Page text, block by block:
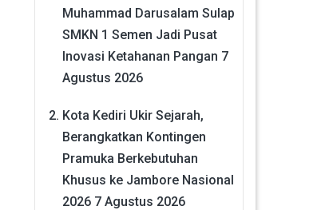
Muhammad Darusalam Sulap
SMKN 1 Semen Jadi Pusat
Inovasi Ketahanan Pangan 7
Agustus 2026
Kota Kediri Ukir Sejarah,
Berangkatkan Kontingen
Pramuka Berkebutuhan
Khusus ke Jambore Nasional
2026 7 Agustus 2026